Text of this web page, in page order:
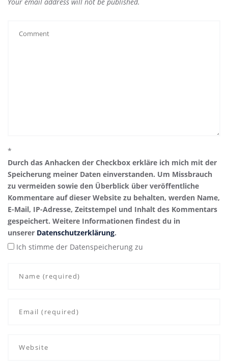
*
Durch das Anhacken der Checkbox erkläre ich mich mit der
Speicherung meiner Daten einverstanden. Um Missbrauch
zu vermeiden sowie den Überblick über veröffentliche
Kommentare auf dieser Website zu behalten, werden Name,
E-Mail, IP-Adresse, Zeitstempel und Inhalt des Kommentars
gespeichert. Weitere Informationen findest du in
unserer Datenschutzerklärung.
Ich stimme der Datenspeicherung zu